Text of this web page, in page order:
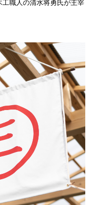
職人の清水将勇氏が主宰